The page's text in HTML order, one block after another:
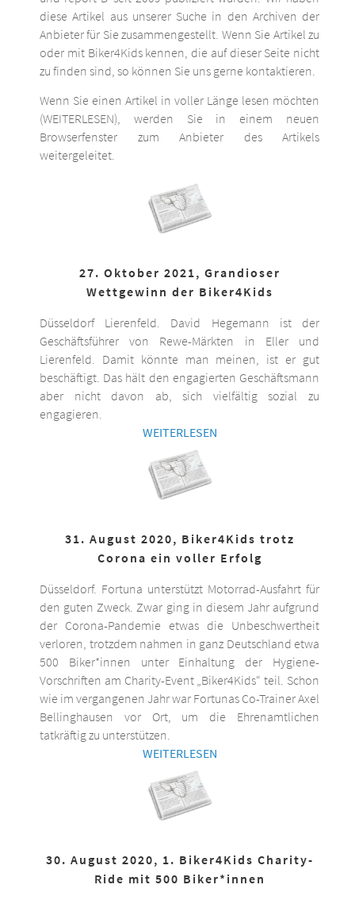
diese Artikel aus unserer Suche in den Archiven der
Anbieter für Sie zusammengestellt. Wenn Sie Artikel zu
oder mit Biker4Kids kennen, die auf dieser Seite nicht
zu finden sind, so können Sie uns gerne kontaktieren.
Wenn Sie einen Artikel in voller Länge lesen möchten
(WEITERLESEN), werden Sie in einem neuen
Browserfenster zum Anbieter des Artikels
weitergeleitet.
27. Oktober 2021, Grandioser
Wettgewinn der Biker4Kids
Düsseldorf Lierenfeld. David Hegemann ist der
Geschäftsführer von Rewe-Märkten in Eller und
Lierenfeld. Damit könnte man meinen, ist er gut
beschäftigt. Das hält den engagierten Geschäftsmann
aber nicht davon ab, sich vielfältig sozial zu
engagieren.
WEITERLESEN
31. August 2020, Biker4Kids trotz
Corona ein voller Erfolg
Düsseldorf. Fortuna unterstützt Motorrad-Ausfahrt für
den guten Zweck. Zwar ging in diesem Jahr aufgrund
der Corona-Pandemie etwas die Unbeschwertheit
verloren, trotzdem nahmen in ganz Deutschland etwa
500 Biker*innen unter Einhaltung der Hygiene-
Vorschriften am Charity-Event „Biker4Kids“ teil. Schon
wie im vergangenen Jahr war Fortunas Co-Trainer Axel
Bellinghausen vor Ort, um die Ehrenamtlichen
tatkräftig zu unterstützen.
WEITERLESEN
30. August 2020, 1. Biker4Kids Charity-
Ride mit 500 Biker*innen